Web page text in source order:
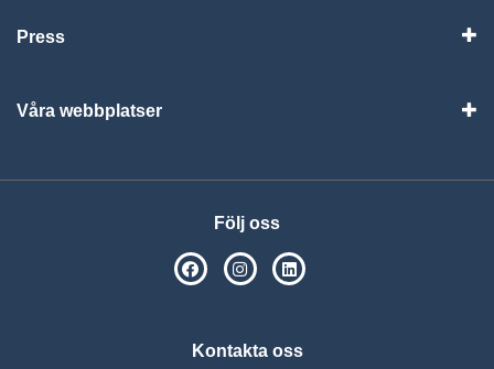
Press
Våra webbplatser
Följ oss
SPSM på Facebook
SPSM på Instagram
Kontakta oss